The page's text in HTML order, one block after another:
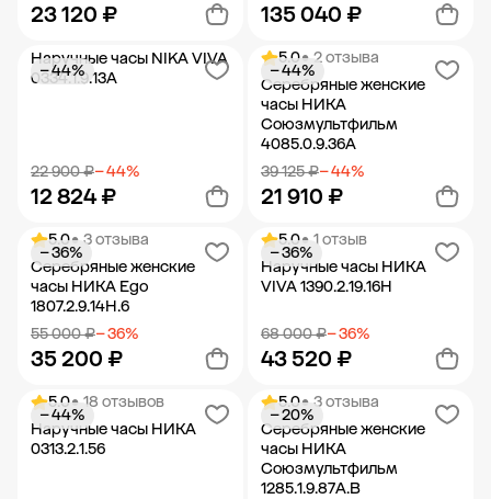
23 120 ₽
Добавить в корзину
135 040 ₽
Добавить в корзину
Наручные часы NIKA VIVA
0334.1.9.13A
22 900 ₽− 44%
12 824 ₽
− 44%
Добавить в корзину
5.0• 2 отзыва
Серебряные женские
часы НИКА
Союзмультфильм
4085.0.9.36A
39 125 ₽− 44%
21 910 ₽
− 44%
Добавить в корзину
5.0• 3 отзыва
Серебряные женские
часы НИКА Ego
1807.2.9.14H.6
55 000 ₽− 36%
35 200 ₽
− 36%
Добавить в корзину
5.0• 1 отзыв
Наручные часы НИКА
VIVA 1390.2.19.16H
68 000 ₽− 36%
43 520 ₽
− 36%
Добавить в корзину
5.0• 18 отзывов
Наручные часы НИКА
0313.2.1.56
− 44%
5.0• 3 отзыва
Серебряные женские
часы НИКА
Союзмультфильм
1285.1.9.87A.B
− 20%